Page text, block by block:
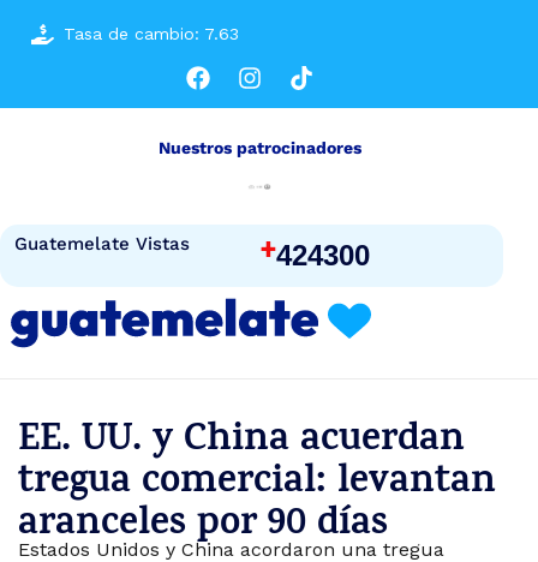
Tasa de cambio: 7.63
Guatemelate Vistas +424300
Nuestros patrocinadores
EE. UU. y China acuerdan
tregua comercial: levantan
aranceles por 90 días
Estados Unidos y China acordaron una tregua